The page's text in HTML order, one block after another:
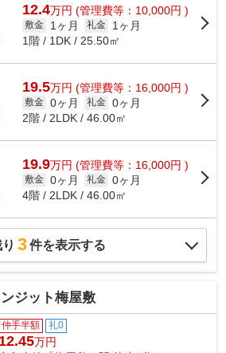
12.4万円 (管理費等：10,000円 )
敷金 1ヶ月 礼金
1ヶ月
1階 / 1DK / 25.50㎡
19.5万円 (管理費等：16,000円 )
敷金 0ヶ月 礼金 0ヶ月
2階 / 2LDK / 46.00㎡
19.9万円 (管理費等：16,000円 )
敷金 0ヶ月 礼金 0ヶ月
4階 / 2LDK / 46.00㎡
3件を表示する
ジット梅屋敷
仲手半額 礼0
12.45万円